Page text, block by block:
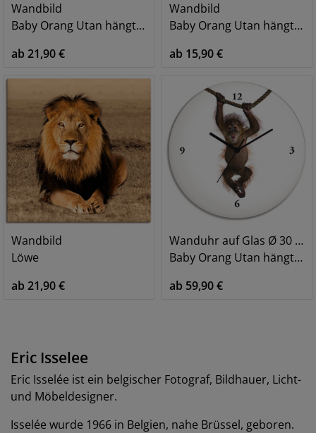
Wandbild
Baby Orang Utan hängt an Seil II
ab 21,90 €
Wandbild
Baby Orang Utan hängt am Seil I
ab 15,90 €
Wandbild
Löwe
ab 21,90 €
Wanduhr auf Glas Ø 30 cm
Baby Orang Utan hängt an Seil II
ab 59,90 €
Eric Isselee
Eric Isselée ist ein belgischer Fotograf, Bildhauer, Licht-
und Möbeldesigner.
Isselée wurde 1966 in Belgien, nahe Brüssel, geboren.